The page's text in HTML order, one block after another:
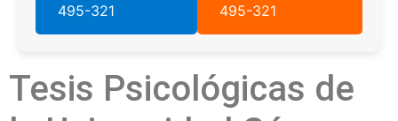
495-321
495-321
Tesis Psicológicas de